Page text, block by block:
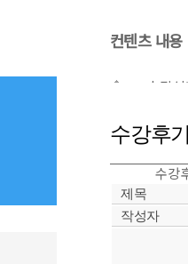
컨텐츠 내용
수강
수강후
수강
제목
작성자